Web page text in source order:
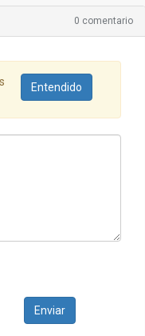
0 comentario
Entendido